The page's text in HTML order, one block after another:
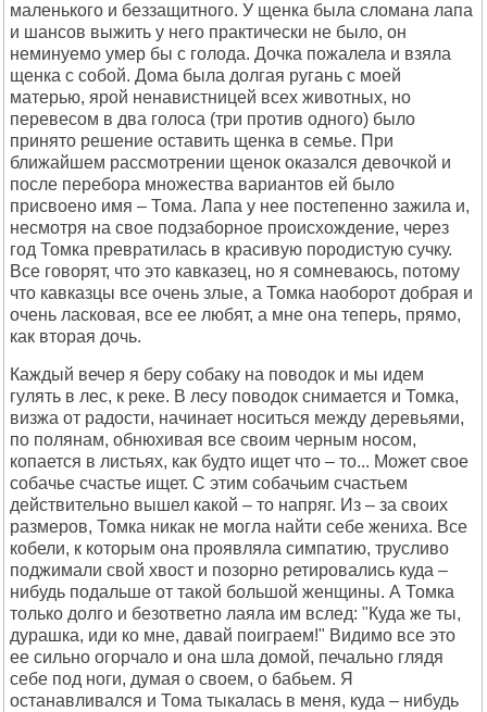
маленького и беззащитного. У щенка была сломана лапа
и шансов выжить у него практически не было, он
неминуемо умер бы с голода. Дочка пожалела и взяла
щенка с собой. Дома была долгая ругань с моей
матерью, ярой ненавистницей всех животных, но
перевесом в два голоса (три против одного) было
принято решение оставить щенка в семье. При
ближайшем рассмотрении щенок оказался девочкой и
после перебора множества вариантов ей было
присвоено имя – Тома. Лапа у нее постепенно зажила и,
несмотря на свое подзаборное происхождение, через
год Томка превратилась в красивую породистую сучку.
Все говорят, что это кавказец, но я сомневаюсь, потому
что кавказцы все очень злые, а Томка наоборот добрая и
очень ласковая, все ее любят, а мне она теперь, прямо,
как вторая дочь.
Каждый вечер я беру собаку на поводок и мы идем
гулять в лес, к реке. В лесу поводок снимается и Томка,
визжа от радости, начинает носиться между деревьями,
по полянам, обнюхивая все своим черным носом,
копается в листьях, как будто ищет что – то... Может свое
собачье счастье ищет. С этим собачьим счастьем
действительно вышел какой – то напряг. Из – за своих
размеров, Томка никак не могла найти себе жениха. Все
кобели, к которым она проявляла симпатию, трусливо
поджимали свой хвост и позорно ретировались куда –
нибудь подальше от такой большой женщины. А Томка
только долго и безответно лаяла им вслед: "Куда же ты,
дурашка, иди ко мне, давай поиграем!" Видимо все это
ее сильно огорчало и она шла домой, печально глядя
себе под ноги, думая о своем, о бабьем. Я
останавливался и Тома тыкалась в меня, куда – нибудь